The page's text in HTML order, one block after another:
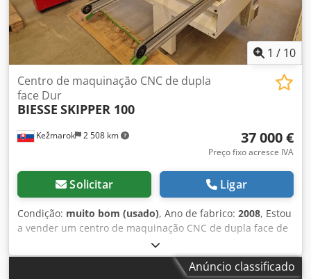
1 / 10
Kežmarok 2 508 km
Centro de maquinação CNC de dupla
face Dur
BIESSE SKIPPER 100
37 000 €
Preço fixo acresce IVA
Solicitar Ligar
Condição: muito bom (usado), Ano de fabrico: 2008, Estou
a vender um centro de maquinação CNC de dupla face de
passagem Biesse Skipper 100 Djdpfx Anjq Diw Ao Nowa
Ano de construção 2008. Muito produtivo e rápido. Mesa
de alimentação automática. Comprimento de trabalho 90-
Anúncio classificado